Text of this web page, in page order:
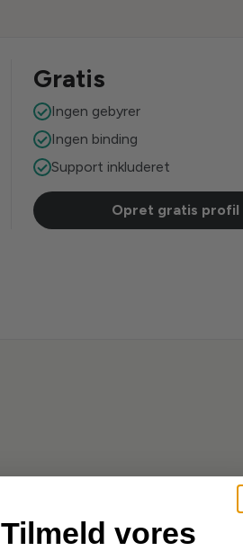
Gratis
Ingen gebyrer
Ingen binding
Support inkluderet
Opret gratis profil
Tilmeld vores